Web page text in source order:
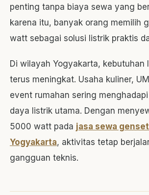
penting tanpa biaya sewa yang
karena itu, banyak orang memilih
watt sebagai solusi listrik praktis
Di wilayah Yogyakarta, kebutuhan
terus meningkat. Usaha kuliner,
event rumahan sering
daya listrik utama. Dengan
5000 watt pada jasa sewa
Yogyakarta, aktivitas tetap
gangguan teknis.